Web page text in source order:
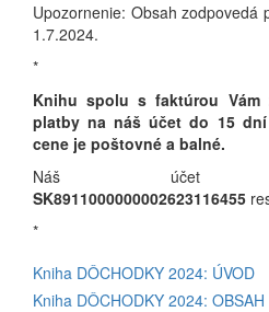
Upozornenie: Obsah zodpovedá
1.7.2024.
*
Knihu spolu s faktúrou Vám
platby na náš účet do 15
cene je poštovné a balné.
Náš
SK8911000000002623116455
*
Kniha DÔCHODKY 2024: ÚVOD
Kniha DÔCHODKY 2024: OBSAH